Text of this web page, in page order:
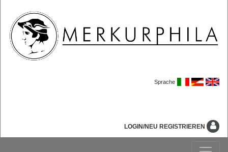
Sprache
LOGIN/NEU REGISTRIEREN